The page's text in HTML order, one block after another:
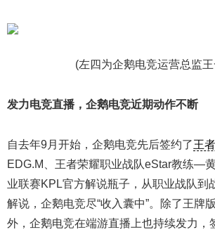
(左四为企鹅电竞运营总监
发力电竞直播，企鹅电竞近期动作不断
自去年9月开始，企鹅电竞先后签约了王
EDG.M、王者荣耀职业战队eStar教练—
业联赛KPL官方解说瓶子，从职业战队到
解说，企鹅电竞尽“收入囊中”。除了王牌
外，企鹅电竞在端游直播上也持续发力，